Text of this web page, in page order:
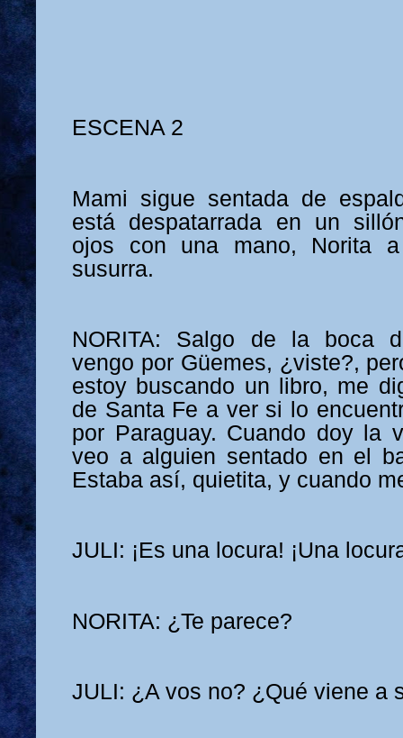
ESCENA 2
Mami sigue sentada de
está despatarrada en un
ojos con una mano, Norita
susurra.
NORITA: Salgo de la boca
vengo por Güemes, ¿viste?,
estoy buscando un libro, me
de Santa Fe a ver si lo
por Paraguay. Cuando doy la
veo a alguien sentado en el
Estaba así, quietita, y cuando
JULI: ¡Es una locura! ¡Una
NORITA: ¿Te parece?
JULI: ¿A vos no? ¿Qué viene a